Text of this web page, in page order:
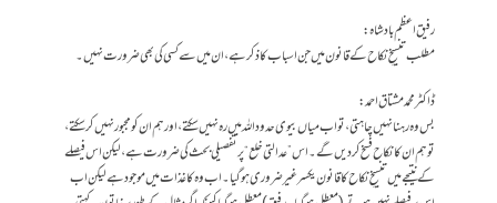
رفیق اعظم بادشاہ:
مطلب تنسیخِ نکاح کے قانون میں جن اسباب کا ذکر ہے، ان میں سے کسی کی بھی ضرورت نہیں۔
ڈاکٹر محمد مشتاق احمد:
بس وہ رہنا نہیں چاہتی، تو اب میاں بیوی حدود اللہ میں رہ نہیں سکتے، اور ہم ان کو مجبور نہیں کر سکتے،
تو ہم ان کا نکاح فسخ کر دیں گے۔ اس ”عدالتی خلع“ پر تفصیلی بحث کی ضرورت ہے، لیکن اس فیصلے
کے نتیجے میں تنسیخِ نکاح کا قانون یکسر غیر ضروری ہو گیا۔ اب وہ کاغذات میں موجود ہے لیکن اب